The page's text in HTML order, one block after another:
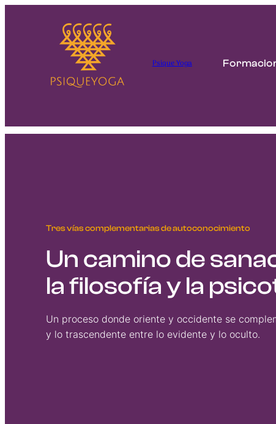
Psique Yoga
Tres vías complementarias de autoconocimiento
Un camino de
la filosofía y la
Un proceso donde oriente y occidente se
y lo trascendente entre lo evidente y lo oculto.